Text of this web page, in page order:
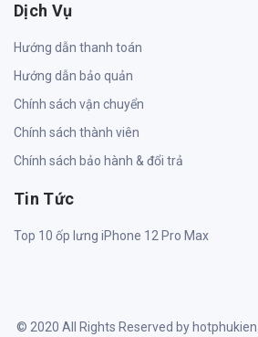
Dịch Vụ
Hướng dẫn thanh toán
Hướng dẫn bảo quản
Chính sách vận chuyển
Chính sách thành viên
Chính sách bảo hành & đổi trả
Tin Tức
Top 10 ốp lưng iPhone 12 Pro Max
© 2020 All Rights Reserved by